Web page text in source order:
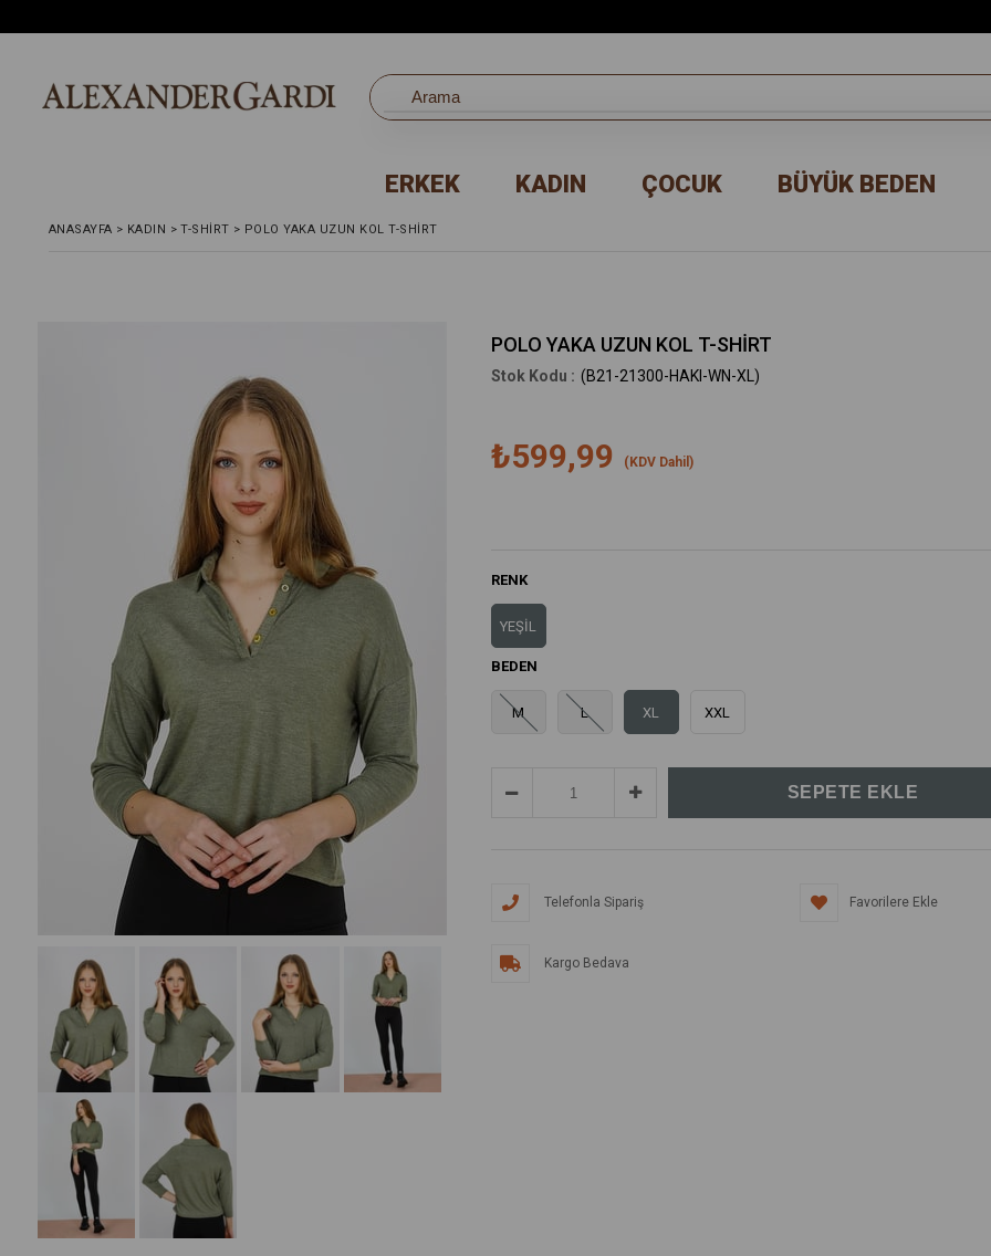
ERKEK KADIN ÇOCUK BÜYÜK BEDEN
ANASAYFA > KADIN > T-SHIRT > POLO YAKA UZUN KOL T-SHİRT
POLO YAKA UZUN KOL T-SHİRT
(B21-21300-HAKI-WN-XL)
₺599,99 (KDV Dahil)
RENK
YEŞİL
BEDEN
M L XL XXL
Telefonla Sipariş Favorilere Ekle
Kargo Bedava